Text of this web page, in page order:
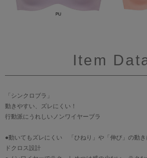
Item
「シンクロブラ」
動きやすい、ズレにくい！
行動派にうれしいノンワイヤーブラ
●動いてもズレにくい 「ひねり」や「伸び」の動き
ドクロス設計